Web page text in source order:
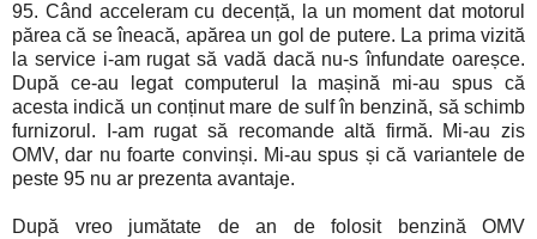
95. Când acceleram cu decență, la un moment dat motorul
părea că se îneacă, apărea un gol de putere. La prima vizită
la service i-am rugat să vadă dacă nu-s înfundate oareșce.
După ce-au legat computerul la mașină mi-au spus că
acesta indică un conținut mare de sulf în benzină, să schimb
furnizorul. I-am rugat să recomande altă firmă. Mi-au zis
OMV, dar nu foarte convinși. Mi-au spus și că variantele de
peste 95 nu ar prezenta avantaje.
După vreo jumătate de an de folosit benzină OMV